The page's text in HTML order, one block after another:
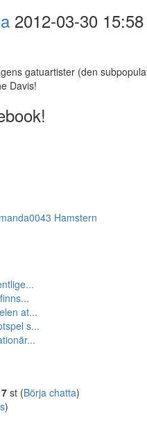
2012-03-30
gatuartister (den
Davis!
Hamstern
at...
s...
st (Börja chatta)
)